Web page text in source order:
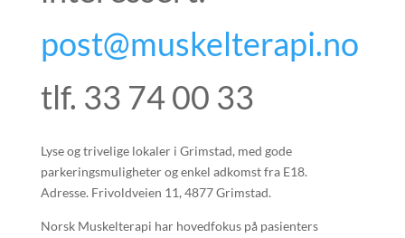
post@muskelterapi.no
tlf. 33 74 00 33
Lyse og trivelige lokaler i Grimstad, med gode
parkeringsmuligheter og enkel adkomst fra E18.
Adresse. Frivoldveien 11, 4877 Grimstad.
Norsk Muskelterapi har hovedfokus på pasienters